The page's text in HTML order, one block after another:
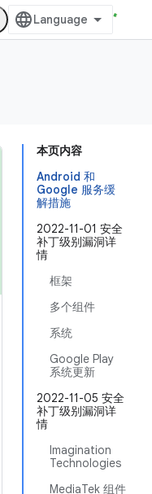
本页内容
Android 和
Google 服务缓
解措施
2022-11-01 安全
补丁级别漏洞详
情
框架
多个组件
系统
Google Play
系统更新
2022-11-05 安全
补丁级别漏洞详
情
Imagination
Technologies
MediaTek 组件